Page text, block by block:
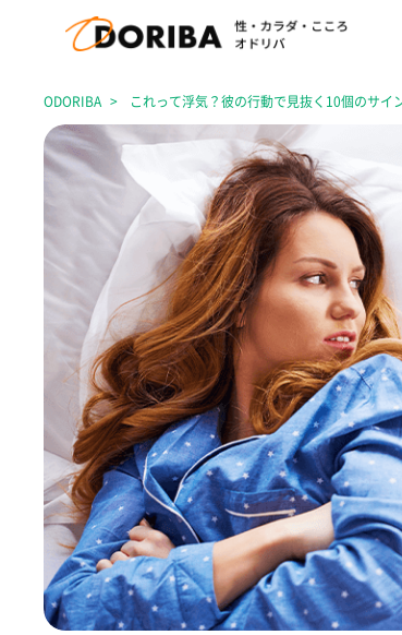
ODORIBA これって浮気？彼の行動で見抜く10個のサイ